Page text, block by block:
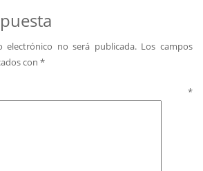
electrónico no será publicada. Los campos
con *
*